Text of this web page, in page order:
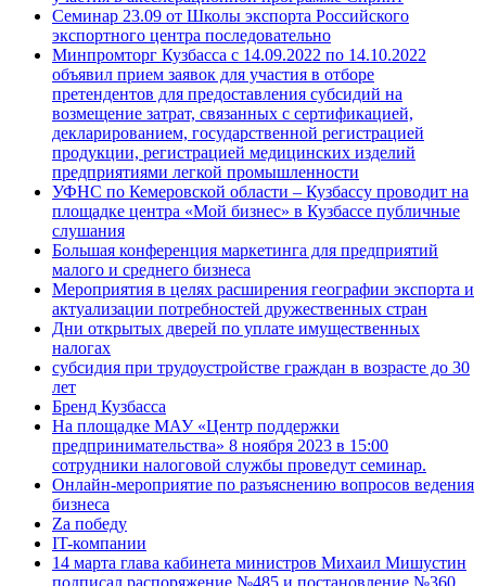
Семинар 23.09 от Школы экспорта Российского
экспортного центра последовательно
Минпромторг Кузбасса с 14.09.2022 по 14.10.2022
объявил прием заявок для участия в отборе
претендентов для предоставления субсидий на
возмещение затрат, связанных с сертификацией,
декларированием, государственной регистрацией
продукции, регистрацией медицинских изделий
предприятиями легкой промышленности
УФНС по Кемеровской области – Кузбассу проводит на
площадке центра «Мой бизнес» в Кузбассе публичные
слушания
Большая конференция маркетинга для предприятий
малого и среднего бизнеса
Мероприятия в целях расширения географии экспорта и
актуализации потребностей дружественных стран
Дни открытых дверей по уплате имущественных
налогах
субсидия при трудоустройстве граждан в возрасте до 30
лет
Бренд Кузбасса
На площадке МАУ «Центр поддержки
предпринимательства» 8 ноября 2023 в 15:00
сотрудники налоговой службы проведут семинар.
Онлайн-мероприятие по разъяснению вопросов ведения
бизнеса
Za победу
IT-компании
14 марта глава кабинета министров Михаил Мишустин
подписал распоряжение №485 и постановление №360